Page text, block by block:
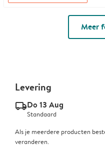
Meer
Levering
delivery_standard_v2Do 13 Aug
Standaard
Als je meerdere producten
veranderen.